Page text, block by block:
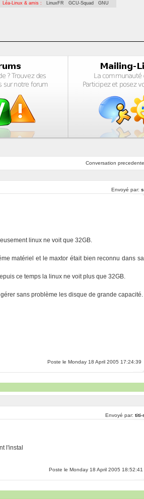
Léa-Linux & amis : LinuxFR GCU-Squad GNU
Conversation precedente
Envoyé par:
linux ne voit que 32GB.
matériel et le maxtor était bien reconnu dans sa
ce temps la linux ne voit plus que 32GB.
sans problème les disque de grande capacité.
Poste le Monday 18 April 2005 17:24:39
Envoyé par: titi-
l'instal
Poste le Monday 18 April 2005 18:52:41